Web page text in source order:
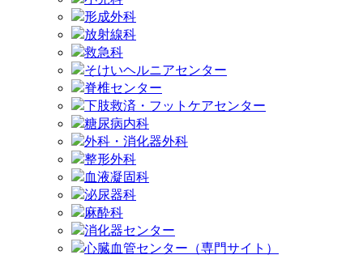
形成外科
放射線科
救急科
そけいヘルニアセンター
脊椎センター
下肢救済・フットケアセンター
糖尿病内科
外科・消化器外科
整形外科
血液凝固科
泌尿器科
麻酔科
消化器センター
心臓血管センター（専門サイト）